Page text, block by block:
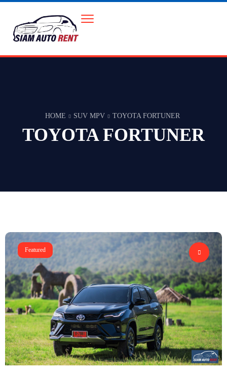
HOME SUV MPV TOYOTA FORTUNER
TOYOTA FORTUNER
Featured